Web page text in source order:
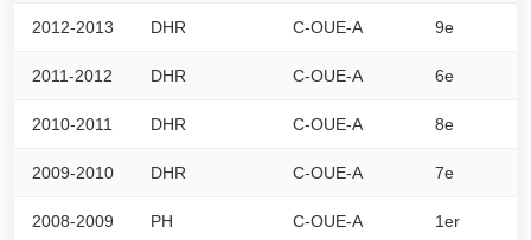
2012-2013 DHR C-OUE-A 9e
2011-2012 DHR C-OUE-A 6e
2010-2011 DHR C-OUE-A 8e
2009-2010 DHR C-OUE-A 7e
2008-2009 PH C-OUE-A 1er